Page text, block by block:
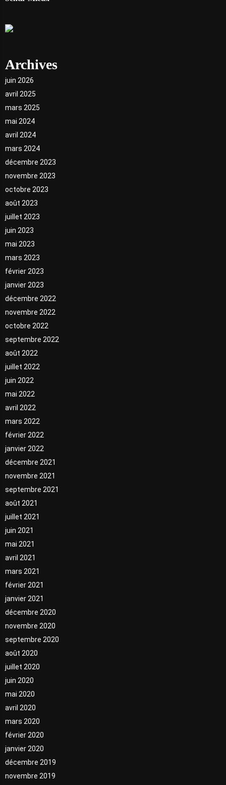
Archives
juin 2026
avril 2025
mars 2025
mai 2024
avril 2024
mars 2024
décembre 2023
novembre 2023
octobre 2023
août 2023
juillet 2023
juin 2023
mai 2023
mars 2023
février 2023
janvier 2023
décembre 2022
novembre 2022
octobre 2022
septembre 2022
août 2022
juillet 2022
juin 2022
mai 2022
avril 2022
mars 2022
février 2022
janvier 2022
décembre 2021
novembre 2021
septembre 2021
août 2021
juillet 2021
juin 2021
mai 2021
avril 2021
mars 2021
février 2021
janvier 2021
décembre 2020
novembre 2020
septembre 2020
août 2020
juillet 2020
juin 2020
mai 2020
avril 2020
mars 2020
février 2020
janvier 2020
décembre 2019
novembre 2019